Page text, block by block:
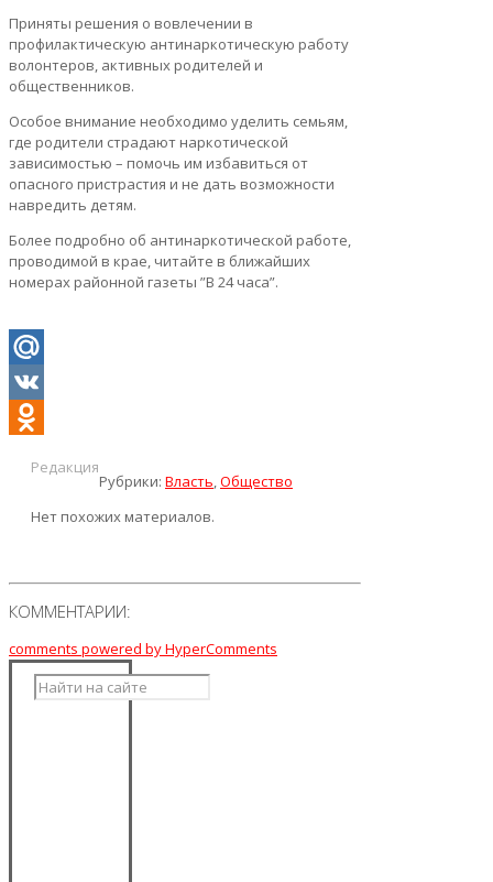
Приняты решения о вовлечении в
профилактическую антинаркотическую работу
волонтеров, активных родителей и
общественников.
Особое внимание необходимо уделить семьям,
где родители страдают наркотической
зависимостью – помочь им избавиться от
опасного пристрастия и не дать возможности
навредить детям.
Более подробно об антинаркотической работе,
проводимой в крае, читайте в ближайших
номерах районной газеты ”В 24 часа”.
Mail.Ru
VK
Редакция
Рубрики: Власть,Общество
Нет похожих материалов.
КОММЕНТАРИИ:
comments powered by HyperComments